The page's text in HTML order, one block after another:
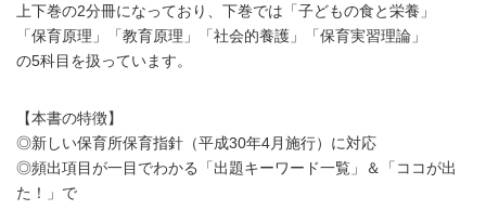
上下巻の2分冊になっており、下巻では「子どもの食と栄養」
「保育原理」「教育原理」「社会的養護」「保育実習理論」
の5科目を扱っています。
【本書の特徴】
◎新しい保育所保育指針（平成30年4月施行）に対応
◎頻出項目が一目でわかる「出題キーワード一覧」＆「ココが出
た！」で